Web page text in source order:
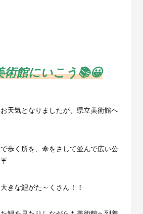
術館にいこう📚😀
天気となりましたが、県立美術館へ
歩く所を、傘をさして並んで広い公
きな鯉がた～くさん！！